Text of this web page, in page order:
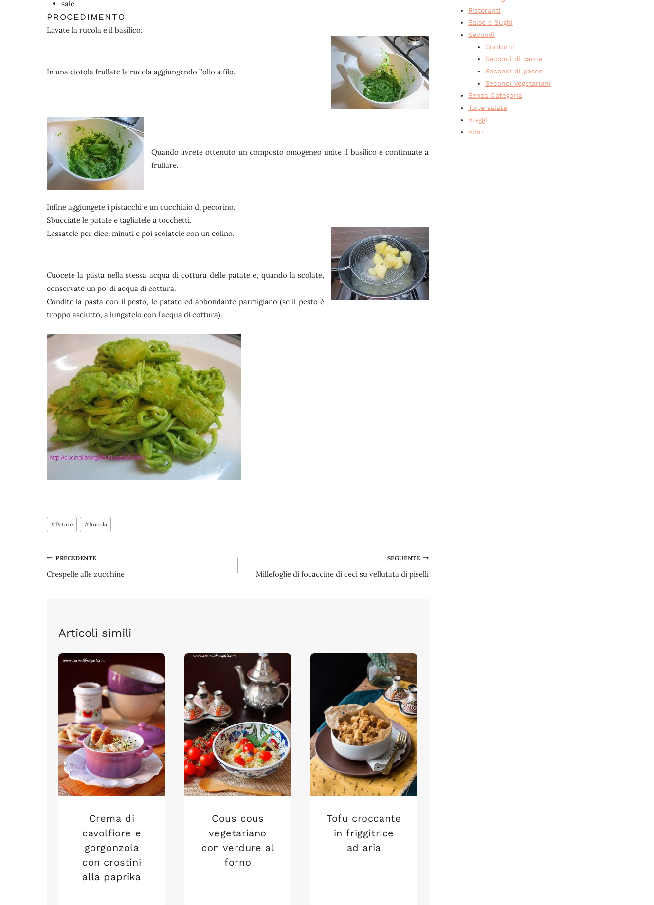
sale
PROCEDIMENTO
Lavate la rucola e il basilico.
In una ciotola frullate la rucola aggiungendo l’olio a filo.
Quando avrete ottenuto un composto omogeneo unite il basilico e continuate a
frullare.
Infine aggiungete i pistacchi e un cucchiaio di pecorino.
Sbucciate le patate e tagliatele a tocchetti.
Lessatele per dieci minuti e poi scolatele con un colino.
Cuocete la pasta nella stessa acqua di cottura delle patate e, quando la scolate,
conservate un po’ di acqua di cottura.
Condite la pasta con il pesto, le patate ed abbondante parmigiano (se il pesto è
troppo asciutto, allungatelo con l’acqua di cottura).
Tag
articolo:
#Patate #Rucola
Navigazione
articoli
PRECEDENTE
Crespelle alle zucchine
SEGUENTE
Millefoglie di focaccine di ceci su vellutata di piselli
Articoli simili
Crema di
cavolfiore e
gorgonzola
con crostini
alla paprika
Cous cous
vegetariano
con verdure al
forno
Tofu croccante
in friggitrice
ad aria
Ristoranti
Salse e Sughi
Secondi
Contorni
Secondi di carne
Secondi di pesce
Secondi vegetariani
Senza Categoria
Torte salate
Viaggi
Vino